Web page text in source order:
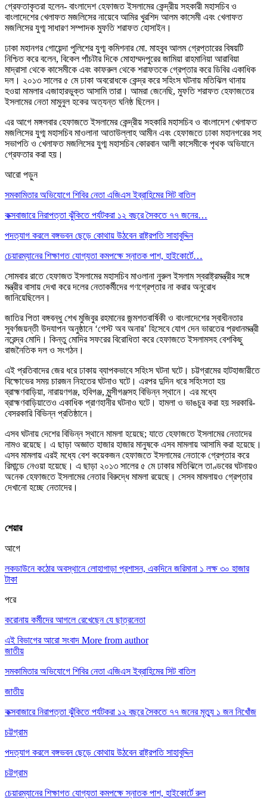
গ্রেফতাকৃতরা হলেন- বাংলাদেশ হেফাজত ইসলামের কেন্দ্রীয় সহকারী মহাসচিব ও
বাংলাদেশের খেলাফত মজলিসের নায়েবে আমির খুরশিদ আলম কাসেমী এবং খেলাফত
মজলিসের যুগ্ম সাধারণ সম্পাদক মুফতি শরাফত হোসাইন।
ঢাকা মহানগর গোয়েন্দা পুলিশের যুগ্ম কমিশনার মো. মাহবুব আলম গ্রেপ্তারের বিষয়টি
নিশ্চিত করে বলেন, বিকেল পাঁচটার দিকে মোহাম্মদপুরের জামিয়া রাহমানিয়া আরাবিয়া
মাদ্রাসা থেকে কাসেমীকে এবং কাফরুল থেকে শরাফতকে গ্রেপ্তার করে ডিবির একাধিক
দল। ২০১৩ সালের ৫ মে ঢাকা অবরোধকে কেন্দ্র করে সহিংস ঘটনায় মতিঝিল থানায়
হওয়া মামলার এজাহারভুক্ত আসামি তারা। আমরা জেনেছি, মুফতি শরাফত হেফাজতের
ইসলামের নেতা মামুনুল হকের অত্যন্ত ঘনিষ্ঠ ছিলেন।
এর আগে মঙ্গলবার হেফাজতে ইসলামের কেন্দ্রীয় সহকারি মহাসচিব ও বাংলাদেশ খেলাফত
মজলিসের যুগ্ম মহাসচিব মাওলানা আতাউল্লাহ আমীন এবং হেফাজতে ঢাকা মহানগরের সহ
সভাপতি ও খেলাফত মজলিসের যুগ্ম মহাসচিব কোরবান আলী কাসেমীকে পৃথক অভিযানে
গ্রেফতার করা হয়।
আরো পড়ুন
সমকামিতার অভিযোগে শিবির নেতা এজিএস ইব্রাহিমের সিট বাতিল
কক্সবাজারে নিরাপত্তা ঝুঁকিতে পর্যটকরা ১২ বছরে সৈকতে ৭৭ জনের…
পদত্যাগ করলে বঙ্গভবন ছেড়ে কোথায় উঠবেন রাষ্ট্রপতি সাহাবুদ্দিন
চেয়ারম্যানের শিক্ষাগত যোগ্যতা কমপক্ষে স্নাতক পাশ, হাইকোর্টে…
সোমবার রাতে হেফাজত ইসলামের মহাসচিব মাওলানা নুরুল ইসলাম স্বরাষ্ট্রমন্ত্রীর সঙ্গে
মন্ত্রীর বাসায় দেখা করে দলের নেতাকর্মীদের গণগ্রেপ্তার না করার অনুরোধ
জানিয়েছিলেন।
জাতির পিতা বঙ্গবন্ধু শেখ মুজিবুর রহমানের জন্মশতবার্ষিকী ও বাংলাদেশের স্বাধীনতার
সুবর্ণজয়ন্তী উদযাপন অনুষ্ঠানে ‘গেস্ট অব অনার’ হিসেবে যোগ দেন ভারতের প্রধানমন্ত্রী
নরেন্দ্র মোদি। কিন্তু মোদির সফরের বিরোধিতা করে হেফাজতে ইসলামসহ বেশকিছু
রাজনৈতিক দল ও সংগঠন।
এই প্রতিবাদের জের ধরে ঢাকায় ব্যাপকভাবে সহিংস ঘটনা ঘটে। চট্টগ্রামের হাটহাজারীতে
বিক্ষোভের সময় চারজন নিহতের ঘটনাও ঘটে। এরপর দুদিন ধরে সহিংসতা হয়
ব্রাহ্মণবাড়িয়া, নারায়ণগঞ্জ, হবিগঞ্জ, মুন্সীগঞ্জসহ বিভিন্ন স্থানে। এর মধ্যে
ব্রাহ্মণবাড়িয়াতেও একাধিক প্রাণহানীর ঘটনাও ঘটে। হামলা ও ভাঙচুর করা হয় সরকারি-
বেসরকারি বিভিন্ন প্রতিষ্ঠানে।
এসব ঘটনায় দেশের বিভিন্ন স্থানে মামলা হয়েছে; যাতে হেফাজতে ইসলামের নেতাদের
নামও রয়েছে। এ ছাড়া অজ্ঞাত হাজার হাজার মানুষকে এসব মামলায় আসামি করা হয়েছে।
এসব মামলায় এরই মধ্যে বেশ কয়েকজন হেফাজতে ইসলামের নেতাকে গ্রেপ্তার করে
রিমান্ডে নেওয়া হয়েছে। এ ছাড়া ২০১৩ সালের ৫ মে ঢাকার মতিঝিলে তাণ্ডবের ঘটনায়ও
অনেক হেফাজতে ইসলামের নেতার বিরুদ্ধে মামলা রয়েছে। সেসব মামলায়ও গ্রেপ্তার
দেখানো হচ্ছে নেতাদের।
শেয়ার
আগে
লকডাউনে কঠোর অবস্থানে লোহাগাড়া প্রশাসন, একদিনে জরিমানা ১ লক্ষ ৩০ হাজার
টাকা
পরে
করোনায় কর্মীদের আগলে রেখেছেন যে ছাত্রনেতা
এই বিভাগের আরো সংবাদ More from author
জাতীয়
সমকামিতার অভিযোগে শিবির নেতা এজিএস ইব্রাহিমের সিট বাতিল
জাতীয়
কক্সবাজারে নিরাপত্তা ঝুঁকিতে পর্যটকরা ১২ বছরে সৈকতে ৭৭ জনের মৃত্যু ১ জন নিখোঁজ
চট্টগ্রাম
পদত্যাগ করলে বঙ্গভবন ছেড়ে কোথায় উঠবেন রাষ্ট্রপতি সাহাবুদ্দিন
চট্টগ্রাম
চেয়ারম্যানের শিক্ষাগত যোগ্যতা কমপক্ষে স্নাতক পাশ, হাইকোর্টে রুল